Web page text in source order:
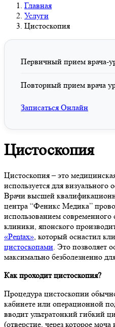
Главная
Услуги
Цистоскопия
Первичный прием врача-
Повторный прием врача
Записаться Онлайн
Цистоскопия
Цистоскопия – это
используется для визуального
Врачи высшей
центра “Феникс Медика”
использованием современного
клиники, японского
«Pentax», который оснастил
цистоскопами. Это позволяет
максимально безболезненно
Как проходит цистоскопия?
Процедура цистоскопии
кабинете или операционной
вводит ультратонкий гибкий
(отверстие, через которое